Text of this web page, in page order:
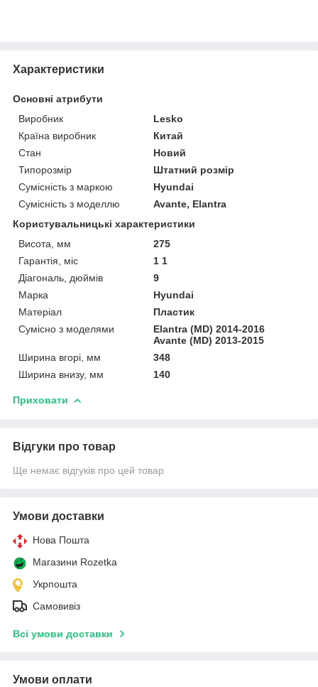
Характеристики
Основні атрибути
Виробник
Lesko
Країна виробник
Китай
Стан
Новий
Типорозмір
Штатний розмір
Сумісність з маркою
Hyundai
Сумісність з моделлю
Avante, Elantra
Користувальницькі характеристики
Висота, мм
275
Гарантія, міс
1 1
Діагональ, дюймів
9
Марка
Hyundai
Матеріал
Пластик
Сумісно з моделями
Elantra (MD) 2014-2016
Avante (MD) 2013-2015
Ширина вгорі, мм
348
Ширина внизу, мм
140
Приховати
Відгуки про товар
Ще немає відгуків про цей товар
Умови доставки
Нова Пошта
Магазини Rozetka
Укрпошта
Самовивіз
Всі умови доставки
Умови оплати